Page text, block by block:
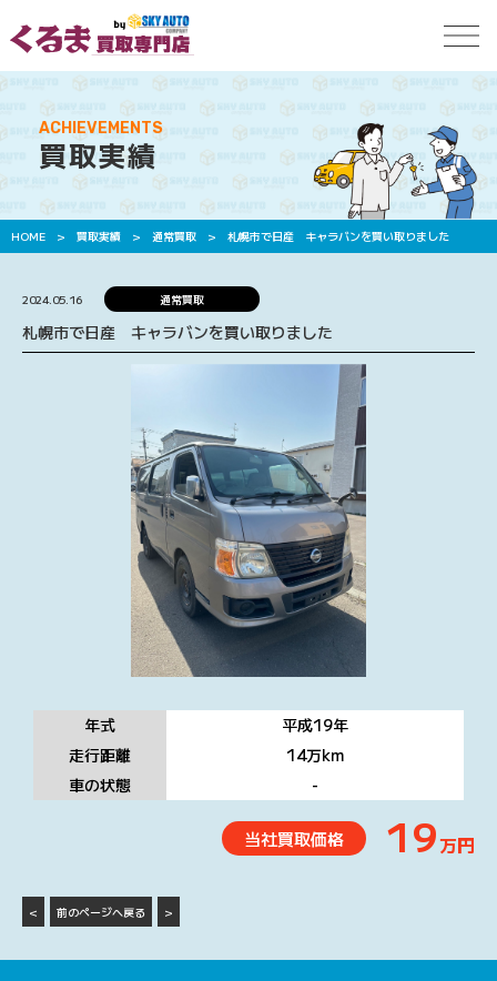
ACHIEVEMENTS
買取実績
HOME > 買取実績 > 通常買取 > 札幌市で日産 キャラバンを買い取りました
2024.05.16 通常買取
札幌市で日産 キャラバンを買い取りました
年式 平成19年
走行距離
14万km
車の状態
-
当社買取価格 19万円
< 前のページへ戻る >